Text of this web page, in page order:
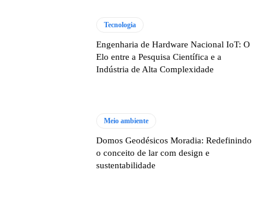
Tecnologia
Engenharia de Hardware Nacional IoT: O
Elo entre a Pesquisa Científica e a
Indústria de Alta Complexidade
Meio ambiente
Domos Geodésicos Moradia: Redefinindo
o conceito de lar com design e
sustentabilidade